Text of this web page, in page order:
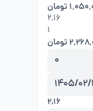
تومان
۲,۱۶
1
تومان
0
1405/
۲,۱۶